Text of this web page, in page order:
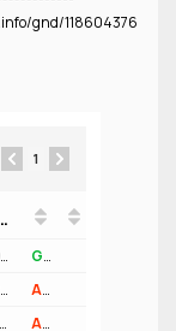
gnd/118604376
1
Location Person
Funktion
Geo
Ort Strasbourg
Geburt
Geo
Region Eidgenossenschaft
Aufenthalt
Geo
Königreich Polen
Aufenthalt